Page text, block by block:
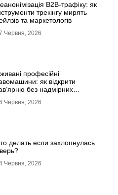
B2B-трафіку: як
трекінгу мирять
та маркетологів
Червня, 2026
професійні
як відкрити
без надмірних
Червня, 2026
делать если захлопнулась
Червня, 2026